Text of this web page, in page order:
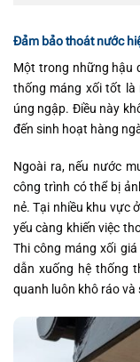
Đảm bảo thoát nước
Một trong những hậu
thống máng xối tốt là
úng ngập. Điều này
đến sinh hoạt hàng
Ngoài ra, nếu nước
công trình có thể bị
nẻ. Tại nhiều khu vực
yếu càng khiến việc
Thi công máng xối
dẫn xuống hệ thống
quanh luôn khô ráo và